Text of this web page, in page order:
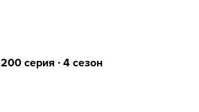
200 серия ∙ 4 сезон